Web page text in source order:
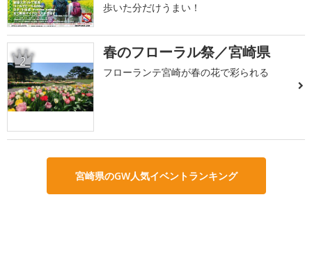
歩いた分だけうまい！
2 春のフローラル祭／宮崎県
フローランテ宮崎が春の花で彩られる
宮崎県のGW人気イベントランキング